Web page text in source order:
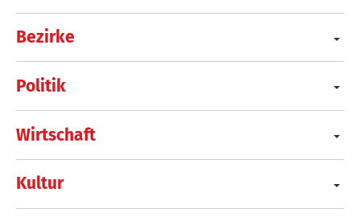
Bezirke
Politik
Wirtschaft
Kultur